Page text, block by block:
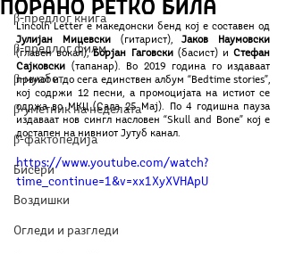
β-предлог книга
β-предлог филм
β-муабет
β-уметник на неделата
β-фактопедија
Бисери
Воздишки
Огледи и разгледи
порано ретко била
Јулијан Мицевски (гитарист), Јаков Наумовски
(главен вокал), Борјан Гаговски (басист) и Стефан
Сајковски (тапанар). Во 2019 година го издаваат
првиот и до сега единствен албум “Bedtime stories”,
кој содржи 12 песни, а промоцијата на истиот се
одржа во МКЦ (Сала 25 Мај). По 4 годишна пауза
издаваaт нов сингл насловен “Skull and Bone” кој е
достапен на нивниот Јутуб канал.
https://www.youtube.com/watch?
time_continue=1&v=xx1XyXVHApU